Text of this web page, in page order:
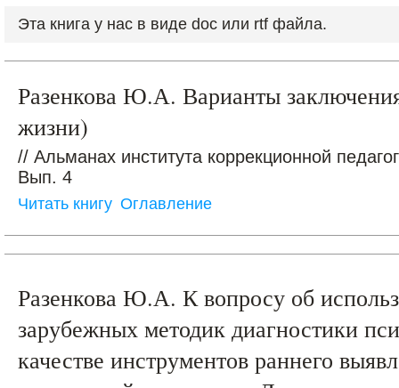
Эта книга у нас в виде doc или rtf файла.
Разенкова Ю.А. Варианты
жизни)
// Альманах института коррекционной
Вып. 4
Читать книгу Оглавление
Разенкова Ю.А. К вопросу об
зарубежных методик диагностики
качестве инструментов раннего